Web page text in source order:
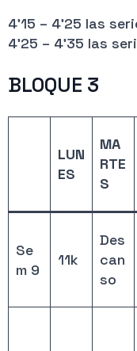
4’15 – 4’25 las
4’25 – 4’35 las
BLOQUE 3
LUN
ES
MA
RTE
S
Se
m 9
11k
Des
can
so